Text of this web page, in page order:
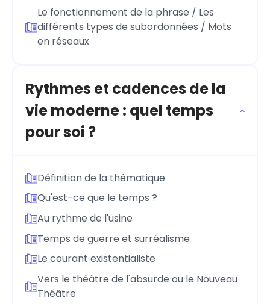
Le fonctionnement de la phrase / Les
différents types de subordonnées / Mots
en réseaux
Rythmes et cadences de la
vie moderne : quel temps
pour soi ?
Définition de la thématique
Qu'est-ce que le temps ?
Au rythme de l'usine
Temps de guerre et surréalisme
Le courant existentialiste
Vers le théâtre de l'absurde ou le Nouveau
Théâtre